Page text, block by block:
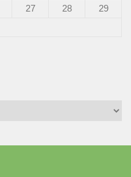
27 28
29